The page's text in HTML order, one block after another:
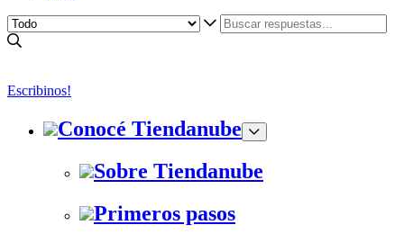
Escribinos!
Conocé Tiendanube
Sobre Tiendanube
Primeros pasos